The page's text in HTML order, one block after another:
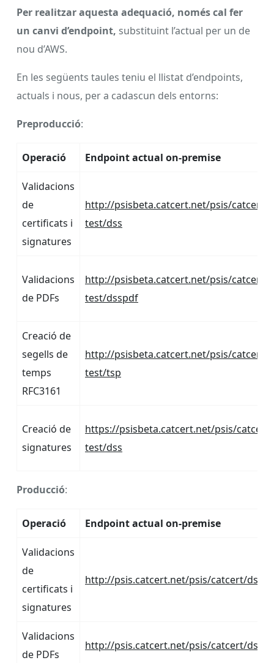
Per realitzar aquesta adequació, només cal fer
un canvi d’endpoint, substituint l’actual per un de
nou d’AWS.
En les següents taules teniu el llistat d’endpoints,
actuals i nous, per a cadascun dels entorns:
Preproducció:
Operació Endpoint actual on-premise
Validacions
de
certificats i
signatures
http://psisbeta.catcert.net/psis/catcert-
test/dss
Validacions
de PDFs
http://psisbeta.catcert.net/psis/catcert-
test/dsspdf
Creació de
segells de
temps
RFC3161
http://psisbeta.catcert.net/psis/catcert-
test/tsp
Creació de
signatures
https://psisbeta.catcert.net/psis/catcert-
test/dss
Producció:
Operació Endpoint actual on-premise
Validacions
de
certificats i
signatures
http://psis.catcert.net/psis/catcert/dss
Validacions
de PDFs
http://psis.catcert.net/psis/catcert/